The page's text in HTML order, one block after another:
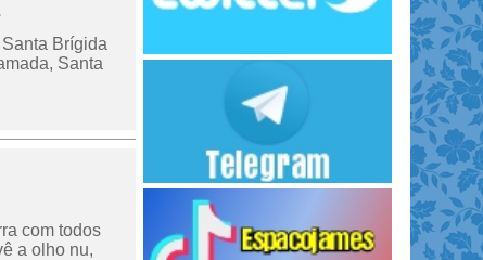
Brígida
Santa
com todos
a olho nu,